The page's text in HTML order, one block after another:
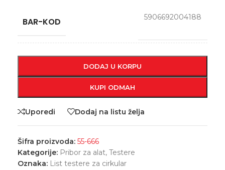
BAR-KOD 5906692004188
DODAJ U KORPU
KUPI ODMAH
Uporedi Dodaj na listu želja
Šifra proizvoda: 55-666
Kategorije: Pribor za alat, Testere
Oznaka: List testere za cirkular